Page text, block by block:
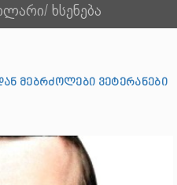
ხსენება
მებრძოლები ვეტერანები